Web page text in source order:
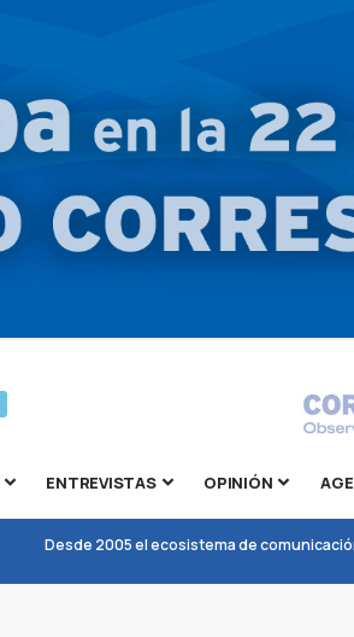
ENTREVISTAS OPINIÓN
Desde 2005 el ecosistema de